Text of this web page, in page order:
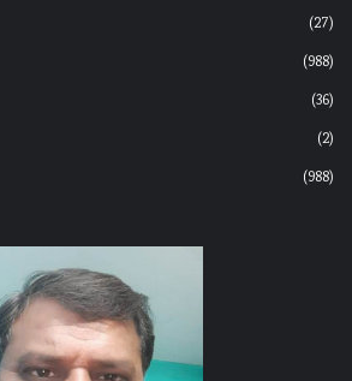
(27)
(988)
(36)
(2)
(988)